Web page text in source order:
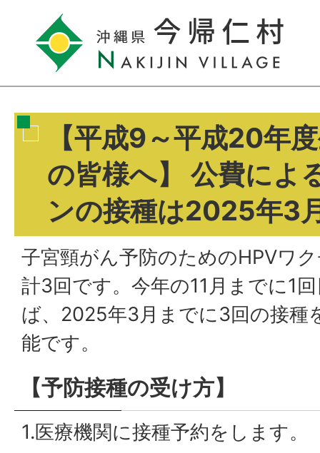
【平成9～平成20年
の皆様へ】 公費によ
ンの接種は2025年3
子宮頸がん予防のためのHPVワ
計3回です。今年の11月までに1
ば、2025年3月までに3回の接種
能です。
【予防接種の受け方】
1.医療機関に接種予約をします。